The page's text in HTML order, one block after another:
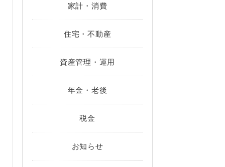
家計・消費
住宅・不動産
資産管理・運用
年金・老後
税金
お知らせ